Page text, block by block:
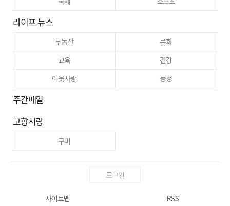
라이프 뉴스
부동산
문화
교육
건강
이웃사랑
동정
주간매일
고향사랑
구미
로그인
사이트맵 RSS